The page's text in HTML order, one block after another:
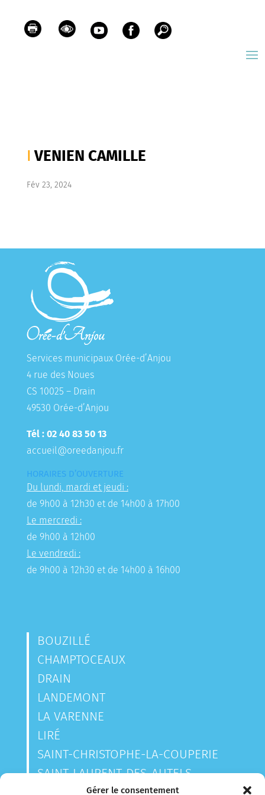
Gérer le consentement
VENIEN CAMILLE
Fév 23, 2024
Services municipaux Orée-d’Anjou
4 rue des Noues
CS 10025 – Drain
49530 Orée-d’Anjou
Tél : 02 40 83 50 13
accueil@oreedanjou.fr
HORAIRES D’OUVERTURE
Du lundi, mardi et jeudi :
de 9h00 à 12h30 et de 14h00 à 17h00
Le mercredi :
de 9h00 à 12h00
Le vendredi :
de 9h00 à 12h30 et de 14h00 à 16h00
BOUZILLÉ
CHAMPTOCEAUX
DRAIN
LANDEMONT
LA VARENNE
LIRÉ
SAINT-CHRISTOPHE-LA-COUPERIE
SAINT-LAURENT-DES-AUTELS
SAINT-SAUVEUR-DE-LANDEMONT